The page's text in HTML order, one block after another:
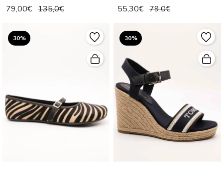
79,00€ 135,0€ 55,30€ 79,0€
30% 30%